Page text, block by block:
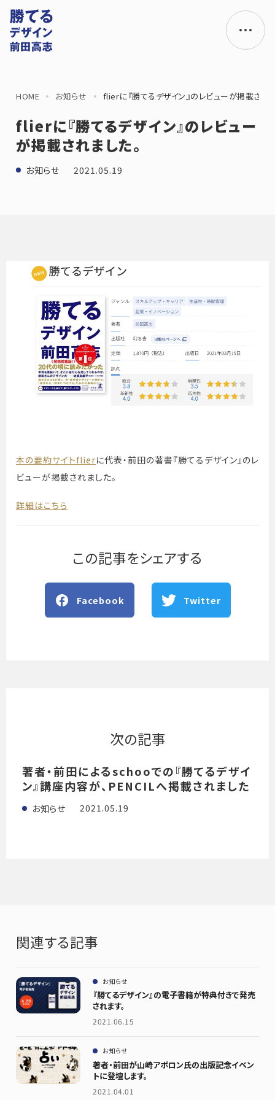
HOME お知らせ flierに『勝てるデザイン』のレビューが掲載され
flierに『勝てるデザイン』のレビュー
が掲載されました。
お知らせ 2021.05.19
本の要約サイトflierに代表・前田の著書『勝てるデザイン』のレ
ビューが掲載されました。
詳細はこちら
この記事をシェアする
Facebook Twitter
次の記事
著者・前田によるschooでの『勝てるデザイ
ン』講座内容が、PENCILへ掲載されました
お知らせ 2021.05.19
関連する記事
お知らせ
『勝てるデザイン』の電子書籍が特典付きで発売
されます。
2021.06.15
お知らせ
著者・前田が山崎アポロン氏の出版記念イベン
トに登壇します。
2021.04.01